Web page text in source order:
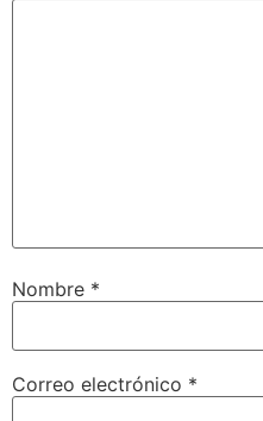
Nombre *
Correo electrónico *